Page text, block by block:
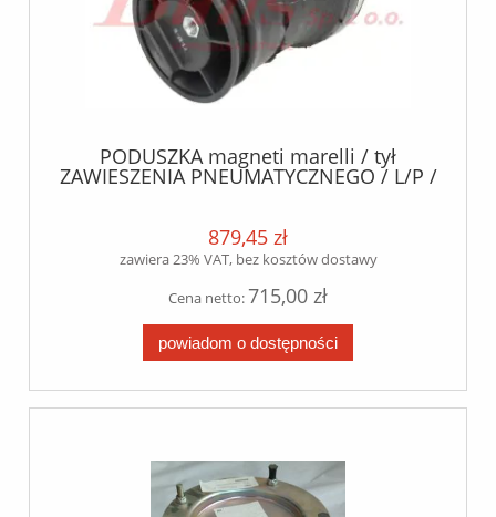
PODUSZKA magneti marelli / tył
ZAWIESZENIA PNEUMATYCZNEGO / L/P /
879,45 zł
zawiera 23% VAT, bez kosztów dostawy
Cena netto:715,00 zł
powiadom o dostępności